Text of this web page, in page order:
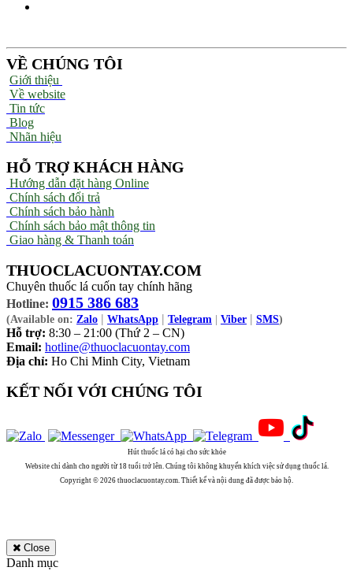
VỀ CHÚNG TÔI
Giới thiệu
Về website
Tin tức
Blog
Nhãn hiệu
HỖ TRỢ KHÁCH HÀNG
Hướng dẫn đặt hàng Online
Chính sách đổi trả
Chính sách bảo hành
Chính sách bảo mật thông tin
Giao hàng & Thanh toán
THUOCLACUONTAY.COM
Chuyên thuốc lá cuốn tay chính hãng
Hotline: 0915 386 683
(Available on: Zalo | WhatsApp | Telegram Viber | SMS)
Hỗ trợ: 8:30 – 21:00 (Thứ 2 – CN)
Email: hotline@thuoclacuontay.com
Địa chỉ: Ho Chi Minh City, Vietnam
KẾT NỐI VỚI CHÚNG TÔI
Hút thuốc lá có hại cho sức khỏe
Website chỉ dành cho người từ 18 tuổi trở lên. Chúng tôi không khuyến khích việc sử dụng thuốc lá.
Copyright © 2026 thuoclacuontay.com. Thiết kế và nội dung đã được bảo hộ.
Close
Danh mục